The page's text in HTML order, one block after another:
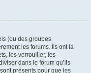
(ou des groupes
les forums. Ils ont la
les verrouiller, les
dans le forum qu’ils
présents pour que les